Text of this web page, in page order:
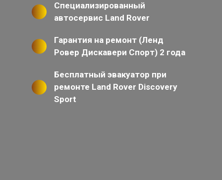
Специализированный
автосервис Land Rover
Гарантия на ремонт (Ленд
Ровер Дискавери Спорт) 2 года
Бесплатный эвакуатор при
ремонте Land Rover Discovery
Sport